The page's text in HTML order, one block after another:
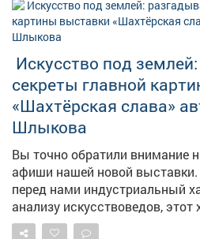
Искусство под
секреты главной
«Шахтёрская слава»
Шлыкова
Вы точно обратили внимание
афиши нашей новой
перед нами индустриальный
анализу искусствоведов, этот
мощнейший психологический шедевр.